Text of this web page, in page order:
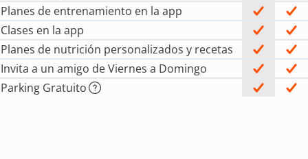
Planes de entrenamiento en la app
Clases en la app
Planes de nutrición personalizados y recetas
Invita a un amigo de Viernes a Domingo
Parking Gratuito